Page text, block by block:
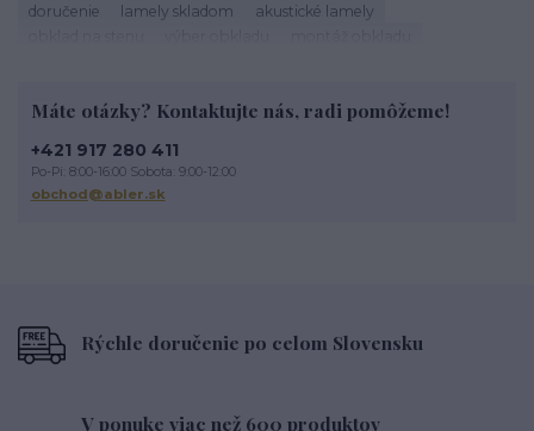
doručenie
lamely skladom
akustické lamely
tehlové obklady na stĺpy
tehlové obklady terasa
obklad imitácia tehly
drevené lamely
čistenie lamiel
Máte otázky? Kontaktujte nás, radi pomôžeme!
+421 917 280 411
Po-Pi: 8:00-16:00 Sobota: 9:00-12:00
obchod@abler.sk
Rýchle doručenie po celom Slovensku
V ponuke viac než 600 produktov